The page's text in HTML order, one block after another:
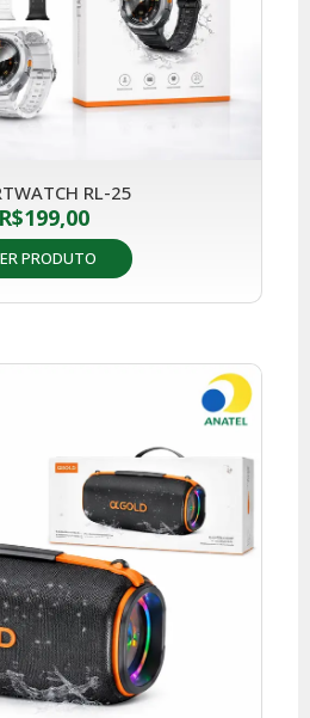
RL-25
R$199,00
PRODUTO